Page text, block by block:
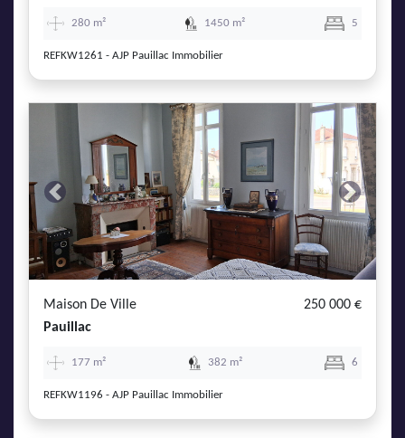
280 m² 1450 m² 5
REFKW1261 - AJP Pauillac Immobilier
Previous Next
Maison De Ville
250 000 €
Pauillac
177 m² 382 m² 6
REFKW1196 - AJP Pauillac Immobilier